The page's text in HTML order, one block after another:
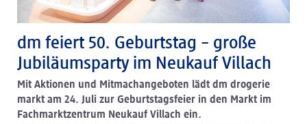
dm feiert 50. Geburtstag – große
Jubiläumsparty im Neukauf Villach
Mit Aktionen und Mitmachangeboten lädt dm drogerie
markt am 24. Juli zur Geburtstagsfeier in den Markt im
Fachmarktzentrum Neukauf Villach ein.